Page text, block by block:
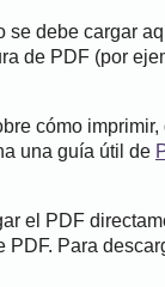
se debe cargar
de PDF (por
cómo
una guía útil de
el PDF
PDF. Para